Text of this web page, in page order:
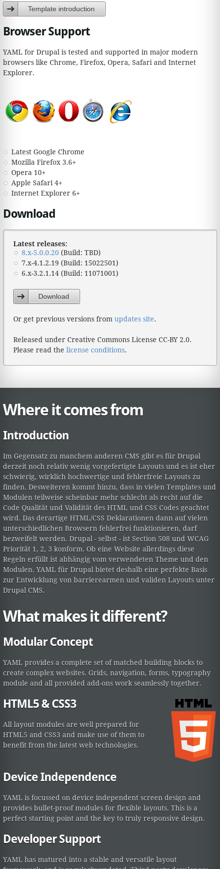
Template introduction
Browser Support
YAML for Drupal is tested and supported in major modern
browsers like Chrome, Firefox, Opera, Safari and Internet
Explorer.
Latest Google Chrome
Mozilla Firefox 3.6+
Opera 10+
Apple Safari 4+
Internet Explorer 6+
Download
Latest releases:
8.x-5.0.0.20(Build: TBD)
7.x-4.1.2.19 (Build: 15022501)
6.x-3.2.1.14 (Build: 11071001)
Download
Or get previous versions from updates site.
Released under Creative Commons License CC-BY 2.0.
Please read the license conditions.
Where it comes from
Introduction
Im Gegensatz zu manchem anderen CMS gibt es für Drupal
derzeit noch relativ wenig vorgefertigte Layouts und es ist eher
schwierig, wirklich hochwertige und fehlerfreie Layouts zu
finden. Desweiteren kommt hinzu, dass in vielen Templates und
Modulen teilweise scheinbar mehr schlecht als recht auf die
Code Qualität und Validität des HTML und CSS Codes geachtet
wird. Das derartige HTML/CSS Deklarationen dann auf vielen
unterschiedlichen Browsern fehlerfrei funktionieren, darf
bezweifelt werden. Drupal - selbst - ist Section 508 und WCAG
Priorität 1, 2, 3 konform. Ob eine Website allerdings diese
Regeln erfüllt ist abhängig vom verwendeten Theme und den
Modulen. YAML für Drupal bietet deshalb eine perfekte Basis
zur Entwicklung von barrierearmen und validen Layouts unter
Drupal CMS.
What makes it different?
Modular Concept
YAML provides a complete set of matched building blocks to
create complex websites. Grids, navigation, forms, typography
module and all provided add-ons work seamlessly together.
HTML5 & CSS3
All layout modules are well prepared for
HTML5 and CSS3 and make use of them to
benefit from the latest web technologies.
Device Independence
YAML is focussed on device independent screen design and
provides bullet-proof modules for flexible layouts. This is a
perfect starting point and the key to truly responsive design.
Developer Support
YAML has matured into a stable and versatile layout